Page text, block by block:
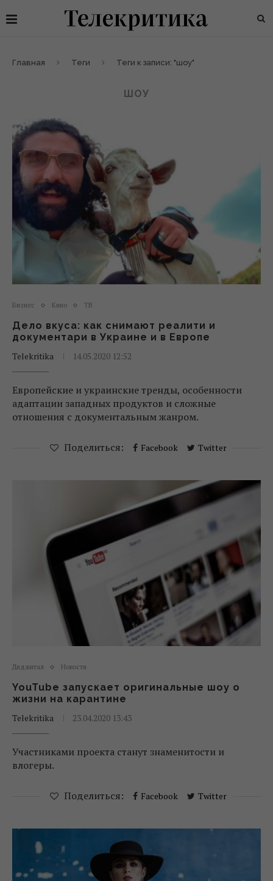
Главная Теги Теги к записи: "шоу"
ШОУ
Бизнес Кино ТВ
Дело вкуса: как снимают реалити и
документари в Украине и в Европе
Telekritika
14.05.2020 12:52
Европейские и украинские тренды, особенности
адаптации западных продуктов и сложные
отношения с документальным жанром.
Поделиться: Facebook Twitter
Диджитал Новости
YouTube запускает оригинальные шоу о
жизни на карантине
Telekritika
23.04.2020 13:43
Участниками проекта станут знаменитости и
влогеры.
Поделиться: Facebook Twitter